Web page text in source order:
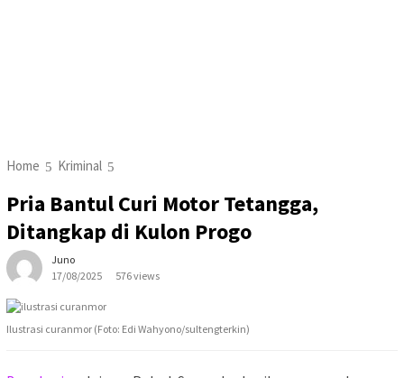
Home Kriminal
Pria Bantul Curi Motor Tetangga,
Ditangkap di Kulon Progo
Juno
17/08/2025
576 views
Ilustrasi curanmor (Foto: Edi Wahyono/sultengterkin)